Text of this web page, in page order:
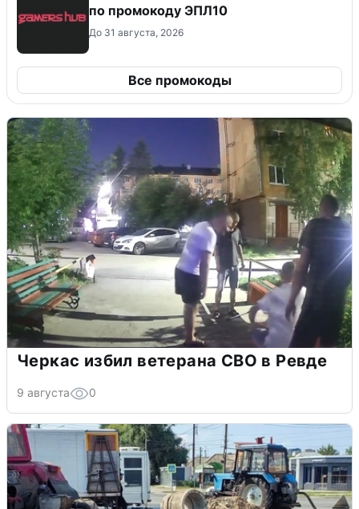
по промокоду ЭПЛ10
До 31 августа, 2026
Все промокоды
Черкас избил ветерана СВО в Ревде
9 августа 0